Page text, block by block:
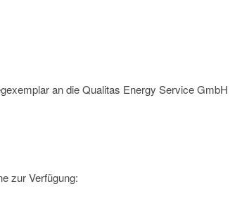
an die Qualitas Energy Service GmbH
zur Verfügung: